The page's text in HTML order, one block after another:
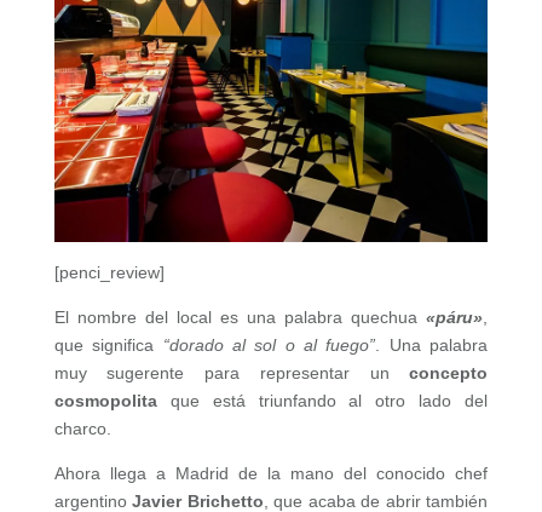
[penci_review]
El nombre del local es una palabra quechua«páru»
que significa “dorado al sol o al fuego” . Una palabra
muy sugerente para representar un concepto
cosmopolitaque está triunfando al otro lado del
charco.
Ahora llega a Madrid de la mano del conocido chef
argentinoJavier Brichetto , que acaba de abrir también